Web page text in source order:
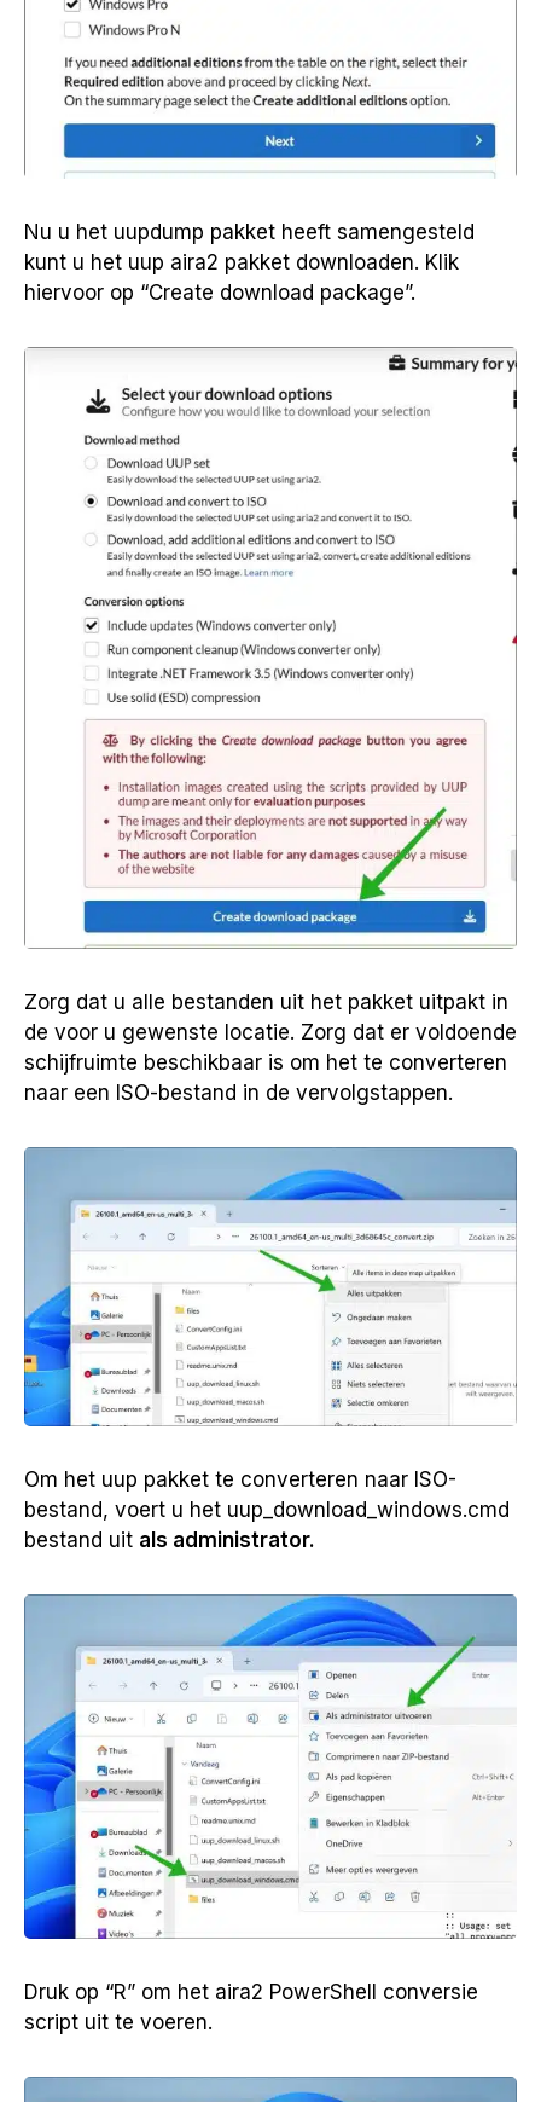
Nu u het uupdump pakket heeft samengesteld
kunt u het uup aira2 pakket downloaden. Klik
hiervoor op “Create download package”.
Zorg dat u alle bestanden uit het pakket uitpakt in
de voor u gewenste locatie. Zorg dat er voldoende
schijfruimte beschikbaar is om het te converteren
naar een ISO-bestand in de vervolgstappen.
Om het uup pakket te converteren naar ISO-
bestand, voert u het uup_download_windows.cmd
bestand uit als administrator.
Druk op “R” om het aira2 PowerShell conversie
script uit te voeren.